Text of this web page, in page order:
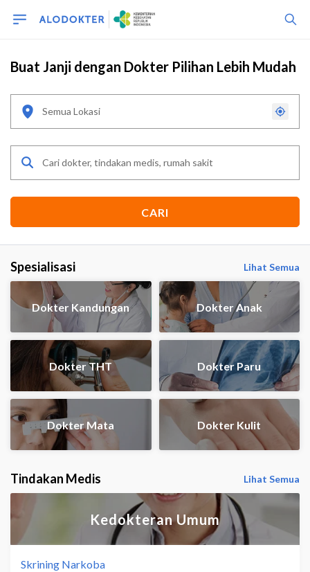
Buat Janji dengan Dokter Pilihan Lebih Mudah